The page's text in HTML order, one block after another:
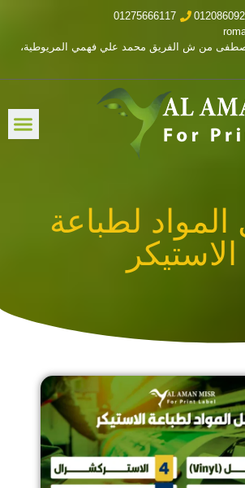
01275666117
من ش الفريق محمد علي فهمي المريوطية،
لطباعة
الاستيكر